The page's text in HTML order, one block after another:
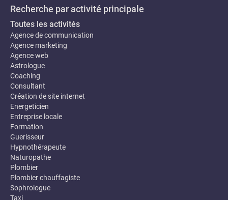
Recherche par activité principale
Toutes les activités
Agence de communication
Agence marketing
Agence web
Astrologue
Coaching
Consultant
Création de site internet
Energeticien
Entreprise locale
Formation
Guerisseur
Hypnothérapeute
Naturopathe
Plombier
Plombier chauffagiste
Sophrologue
Taxi